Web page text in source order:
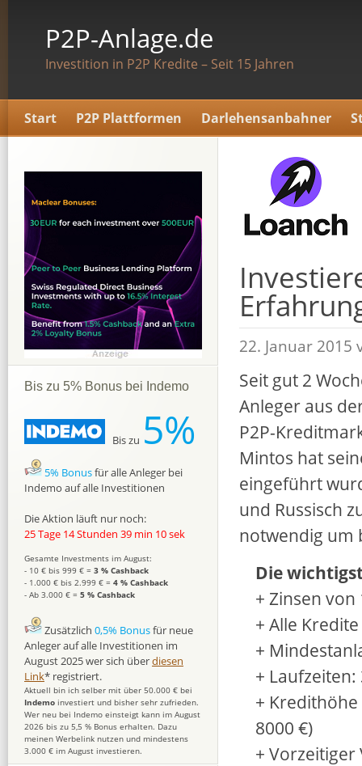
P2P-Anlage.de
Investition in P2P Kredite – Seit 15 Jahren
Start P2P Plattformen Darlehensanbahner
22. Januar 2015
Seit gut 2
Anleger aus
P2P-
Mintos hat
eingeführt
und Russisch
notwendig um
Die
+ Zinsen von
+ Alle
+
+ Laufzeiten:
+ Kredithöhe
8000 €)
+
Bis zu 5% Bonus bei Indemo
Bis zu 5%
5% Bonusfür alle Anleger bei
Indemo auf alle Investitionen
Die Aktion läuft nur noch:
25 Tage 14 Stunden 39 min 9 sek
Gesamte Investments im August:
- 10 € bis 999 € = 3 % Cashback
- 1.000 € bis 2.999 € = 4 % Cashback
- Ab 3.000 € = 5 % Cashback
Zusätzlich 0,5% Bonusfür neue
Anleger auf alle Investitionen im
August 2025 wer sich überdiesen
Link* registriert.
Aktuell bin ich selber mit über 50.000 € bei
Indemo investiert und bisher sehr zufrieden.
Wer neu bei Indemo einsteigt kann im August
2026 bis zu 5,5 % Bonus erhalten. Dazu
meinen Werbelink nutzen und mindestens
3.000 € im August investieren.